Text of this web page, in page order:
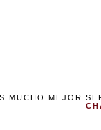
MUCHO MEJOR